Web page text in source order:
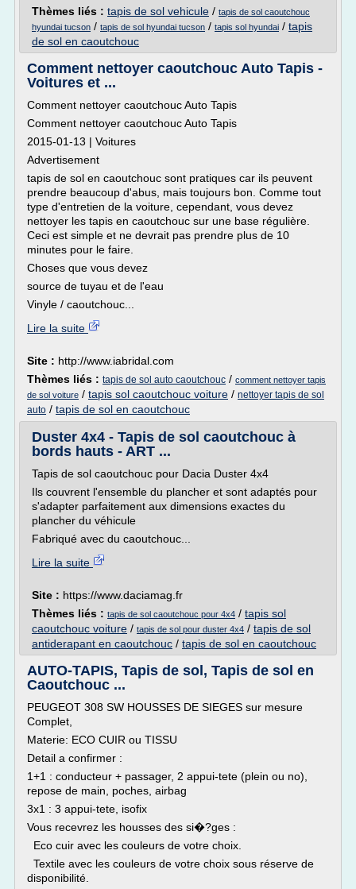
Thèmes liés : tapis de sol vehicule / tapis de sol caoutchouc
hyundai tucson / tapis de sol hyundai tucson / tapis sol hyundai / tapis
de sol en caoutchouc
Comment nettoyer caoutchouc Auto Tapis -
Voitures et ...
Comment nettoyer caoutchouc Auto Tapis
Comment nettoyer caoutchouc Auto Tapis
2015-01-13 | Voitures
Advertisement
tapis de sol en caoutchouc sont pratiques car ils peuvent
prendre beaucoup d'abus, mais toujours bon. Comme tout
type d'entretien de la voiture, cependant, vous devez
nettoyer les tapis en caoutchouc sur une base régulière.
Ceci est simple et ne devrait pas prendre plus de 10
minutes pour le faire.
Choses que vous devez
source de tuyau et de l'eau
Vinyle / caoutchouc...
Lire la suite
Site : http://www.iabridal.com
Thèmes liés : tapis de sol auto caoutchouc / comment nettoyer tapis
de sol voiture / tapis sol caoutchouc voiture / nettoyer tapis de sol
auto / tapis de sol en caoutchouc
Duster 4x4 - Tapis de sol caoutchouc à
bords hauts - ART ...
Tapis de sol caoutchouc pour Dacia Duster 4x4
Ils couvrent l'ensemble du plancher et sont adaptés pour
s'adapter parfaitement aux dimensions exactes du
plancher du véhicule
Fabriqué avec du caoutchouc...
Lire la suite
Site : https://www.daciamag.fr
Thèmes liés : tapis de sol caoutchouc pour 4x4 / tapis sol
caoutchouc voiture / tapis de sol pour duster 4x4 / tapis de sol
antiderapant en caoutchouc / tapis de sol en caoutchouc
AUTO-TAPIS, Tapis de sol, Tapis de sol en
Caoutchouc ...
PEUGEOT 308 SW HOUSSES DE SIEGES sur mesure
Complet,
Materie: ECO CUIR ou TISSU
Detail a confirmer :
1+1 : conducteur + passager, 2 appui-tete (plein ou no),
repose de main, poches, airbag
3x1 : 3 appui-tete, isofix
Vous recevrez les housses des si�?ges :
Eco cuir avec les couleurs de votre choix.
Textile avec les couleurs de votre choix sous réserve de
disponibilité.